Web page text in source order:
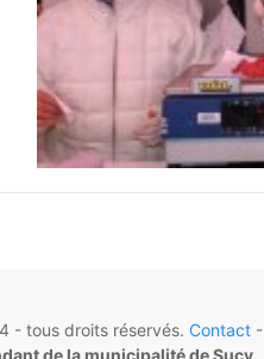
- tous droits réservés. Contact-
de la municipalité de Sucy.